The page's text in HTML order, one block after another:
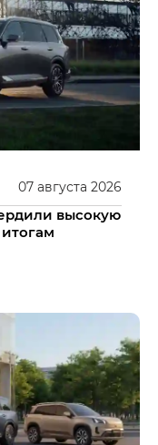
07 августа 2026
высокую